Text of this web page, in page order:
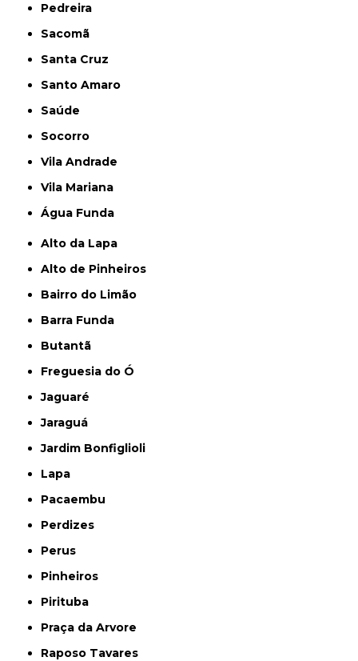
Pedreira
Sacomã
Santa Cruz
Santo Amaro
Saúde
Socorro
Vila Andrade
Vila Mariana
Água Funda
Alto da Lapa
Alto de Pinheiros
Bairro do Limão
Barra Funda
Butantã
Freguesia do Ó
Jaguaré
Jaraguá
Jardim Bonfiglioli
Lapa
Pacaembu
Perdizes
Perus
Pinheiros
Pirituba
Praça da Arvore
Raposo Tavares